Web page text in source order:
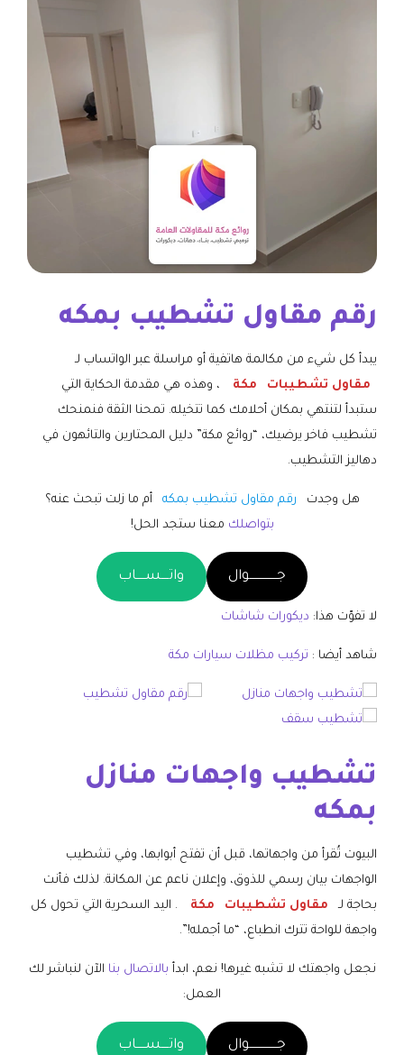
رقم مقاول تشطيب بمكه
يبدأ كل شيء من مكالمة هاتفية أو مراسلة عبر الواتساب لـ
مقاول تشطيبات
مكة
، وهذه هي مقدمة الحكاية التي
ستبدأ لتنتهي بمكان أحلامك كما تتخيله. تمحنا الثقة فنمنحك
تشطيب فاخر يرضيك، “روائع مكة” دليل المحتارين والتائهون في
دهاليز التشطيب.
هل وجدت رقم مقاول تشطيب بمكه
أم ما زلت تبحث عنه؟
بتواصلك معنا ستجد الحل!
جـــــــــــــــوال واتــــســـــاب
لا تفوّت هذا: ديكورات شاشات
شاهد أيضا : تركيب مظلات سيارات مكة
تشطيب واجهات منازل
بمكه
البيوت تُقرأ من واجهاتها، قبل أن تفتح أبوابها، وفي تشطيب
الواجهات بيان رسمي للذوق، وإعلان ناعم عن المكانة. لذلك فأنت
بحاجة لـ
مقاول تشطيبات مكة
. اليد السحرية التي تحول كل
واجهة للواحة تترك انطباع، “ما أجمله!”.
نجعل واجهتك لا تشبه غيرها! نعم، ابدأ بالاتصال بنا الآن لنباشر لك
العمل:
جـــــــــــــــوال واتــــســـــاب